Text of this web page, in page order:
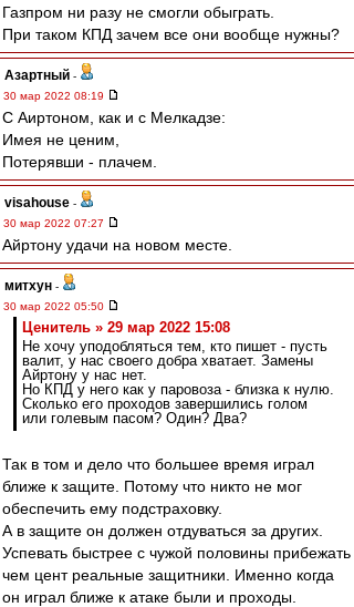
Газпром ни разу не смогли обыграть.
При таком КПД зачем все они вообще нужны?
Азартный -
30 мар 2022 08:19
С Аиртоном, как и с Мелкадзе:
Имея не ценим,
Потерявши - плачем.
visahouse -
30 мар 2022 07:27
Айртону удачи на новом месте.
митхун -
30 мар 2022 05:50
Ценитель » 29 мар 2022 15:08
Не хочу уподобляться тем, кто пишет - пусть
валит, у нас своего добра хватает. Замены
Айртону у нас нет.
Но КПД у него как у паровоза - близка к нулю.
Сколько его проходов завершились голом
или голевым пасом? Один? Два?
Так в том и дело что большее время играл
ближе к защите. Потому что никто не мог
обеспечить ему подстраховку.
А в защите он должен отдуваться за других.
Успевать быстрее с чужой половины прибежать
чем цент реальные защитники. Именно когда
он играл ближе к атаке были и проходы.